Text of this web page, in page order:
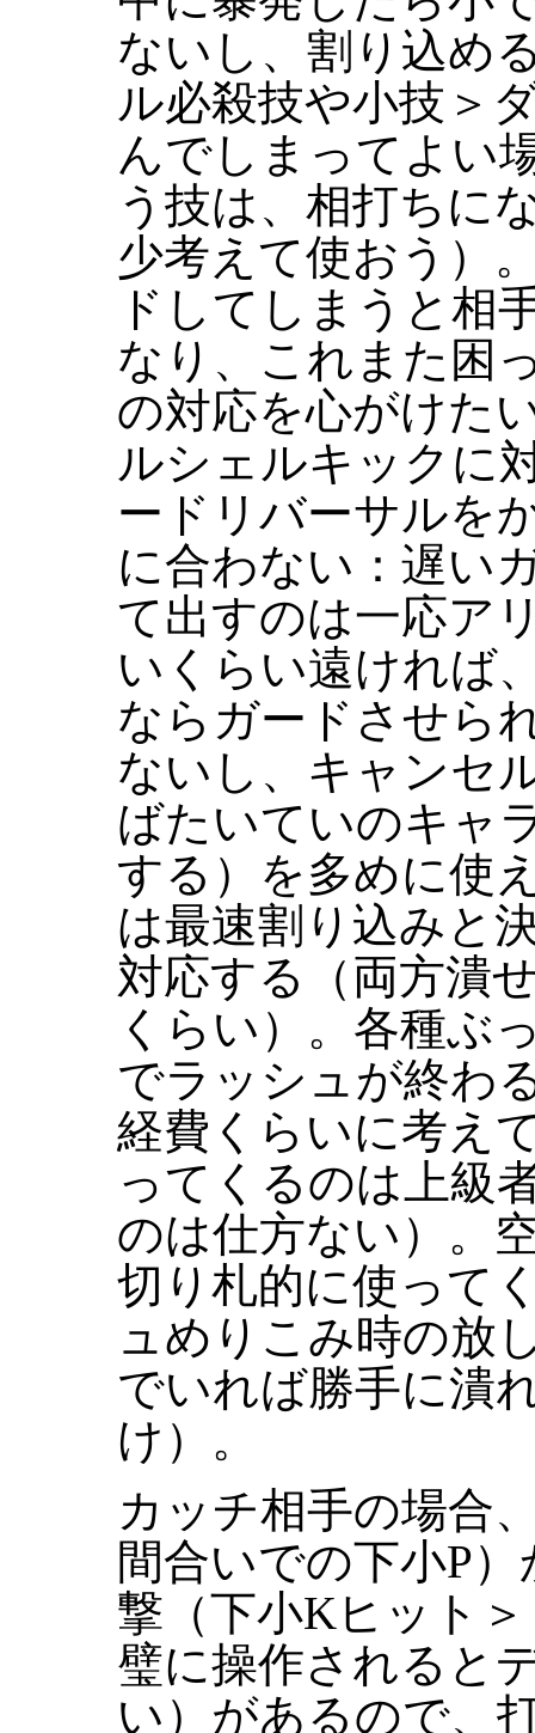
ないし、割り込め
ル必殺技や小技＞
んでしまってよい
う技は、相打ちに
少考えて使おう）
ドしてしまうと相
なり、これまた困
の対応を心がけた
ルシェルキックに
ードリバーサルを
に合わない：遅い
て出すのは一応ア
いくらい遠ければ
ならガードさせら
ないし、キャンセ
ばたいていのキャ
する）を多めに使
は最速割り込みと
対応する（両方潰
くらい）。各種ぶ
でラッシュが終わ
経費くらいに考え
ってくるのは上級
のは仕方ない）。
切り札的に使って
ュめりこみ時の放
でいれば勝手に潰
け）。
カッチ相手の場合
間合いでの下小P
撃（下小Kヒット
璧に操作されると
い）があるので、